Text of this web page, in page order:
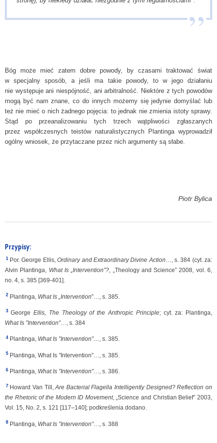
Bóg może mieć zatem dobre powody, by czasami traktować świat
w specjalny sposób, a jeśli ma takie powody, to w jego działaniu
nie występuje ani niespójność, ani arbitralność. Niektóre z tych powodów
mogą być nam znane, co do innych możemy się jedynie domyślać lub
też nie mieć o nich żadnego pojęcia: to jednak nie zmienia istoty sprawy.
Stąd po przeanalizowaniu tych trzech wątpliwości zgłaszanych
przez współczesnych teistów naturalistycznych Plantinga wyprowadził
ogólny wniosek, że przytaczane przez nich argumenty są słabe.
Piotr Bylica
Przypisy:
1 Por. George Ellis,Ordinary and Extraordinary Divine Action…, s. 384 (cyt. za:
Alvin Plantinga, What Is „Intervention”?, „Theology and Science” 2008, vol. 6,
no. 4, s. 385 [369-401].
2Plantinga, What Is „Intervention”…, s. 385.
3GeorgeEllis, The Theology of the Anthropic Principle; cyt. za: Plantinga,
What Is ”Intervention”…, s. 384
4Plantinga, What Is ”Intervention”… , s. 385.
5Plantinga, What Is ”Intervention”…, s. 385.
6Plantinga, What Is ”Intervention”…, s. 386.
7 Howard Van Till,Are Bacterial Flagella Intelligently Designed? Reflection on
the Rhetoric of the Modern ID Movement, „Science and Christian Belief” 2003,
Vol. 15, No. 2, s. 121 [117–140]; podkreślenia dodano.
8Plantinga, What Is ”Intervention”…, s. 388